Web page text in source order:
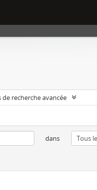
recherche avancée
dans